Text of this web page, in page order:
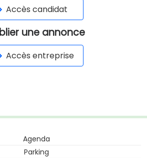
Accès candidat
une annonce
Accès entreprise
Agenda
Parking